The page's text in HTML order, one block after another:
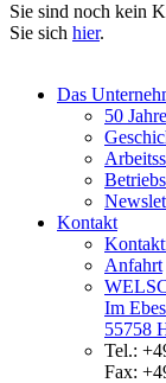
Sie sind noch kein
Sie sich hier.
Das
50
Kontakt
Anfahrt
Im
55758
Tel.:
Fax: